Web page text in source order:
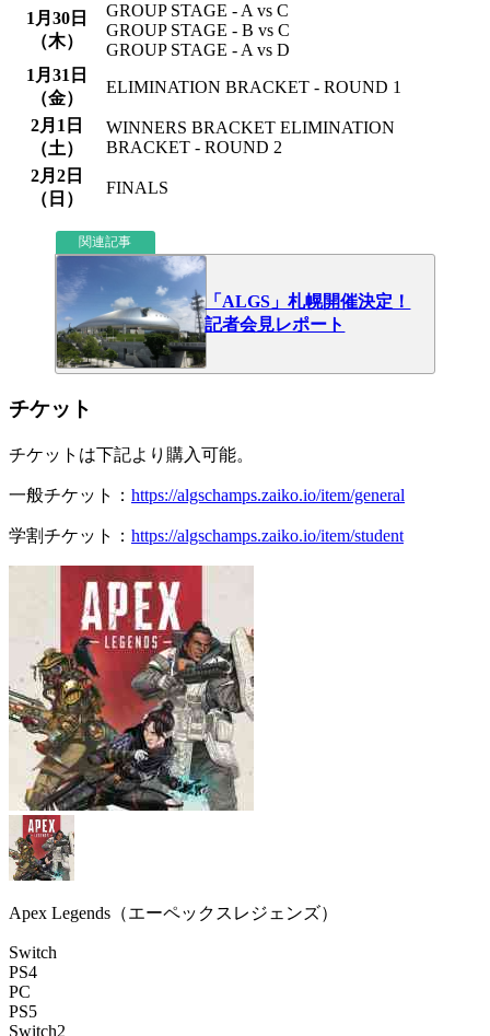
1月30日
（木）
GROUP STAGE - A vs C
GROUP STAGE - B vs C
GROUP STAGE - A vs D
1月31日
（金）
ELIMINATION BRACKET - ROUND 1
2月1日
（土）
WINNERS BRACKET ELIMINATION
BRACKET - ROUND 2
2月2日
（日）
FINALS
関連記事
「ALGS」札幌開催決定！
記者会見レポート
チケット
チケットは下記より購入可能。
一般チケット： https://algschamps.zaiko.io/item/general
学割チケット： https://algschamps.zaiko.io/item/student
Apex Legends（エーペックスレジェンズ）
Switch
PS4
PC
PS5
Switch2